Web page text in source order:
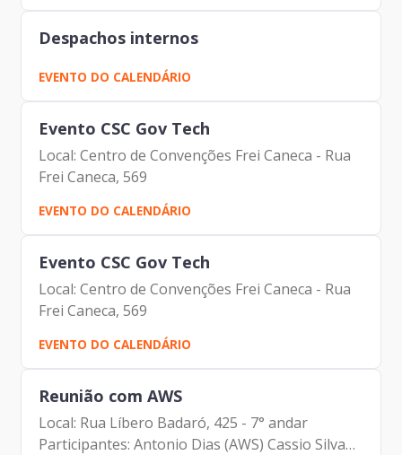
Despachos internos
EVENTO DO CALENDÁRIO
Evento CSC Gov Tech
Local: Centro de Convenções Frei Caneca - Rua
Frei Caneca, 569
EVENTO DO CALENDÁRIO
Evento CSC Gov Tech
Local: Centro de Convenções Frei Caneca - Rua
Frei Caneca, 569
EVENTO DO CALENDÁRIO
Reunião com AWS
Local: Rua Líbero Badaró, 425 - 7° andar
Participantes: Antonio Dias (AWS) Cassio Silva